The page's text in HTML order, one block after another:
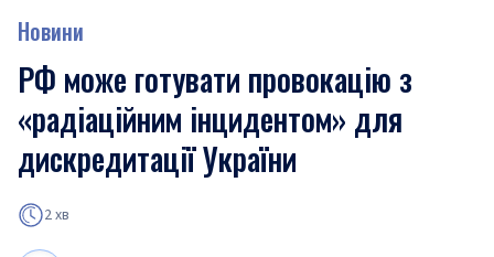
Новини
РФ може готувати провокацію з
«радіаційним інцидентом» для
дискредитації України
2 хв